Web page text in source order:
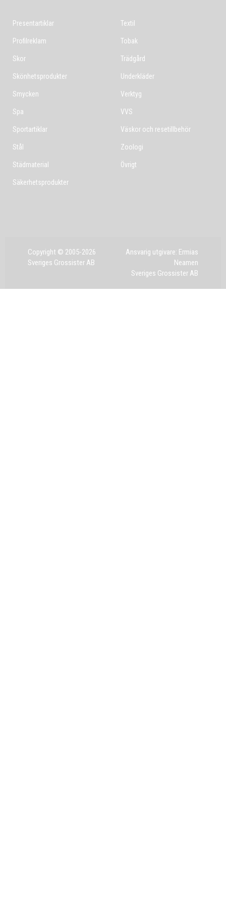
Presentartiklar
Profilreklam
Skor
Skönhetsprodukter
Smycken
Spa
Sportartiklar
Stål
Städmaterial
Säkerhetsprodukter
Textil
Tobak
Trädgård
Underkläder
Verktyg
VVS
Väskor och resetillbehör
Zoologi
Övrigt
Copyright © 2005-2026
Sveriges Grossister AB
Ansvarig utgivare: Ermias
Neamen
Sveriges Grossister AB